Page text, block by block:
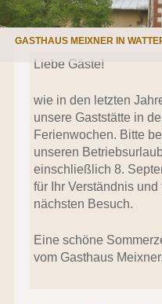
GASTHAUS MEIXNER IN
Liebe Gäste!
wie in den letzten
unsere Gaststätte in
Ferienwochen. Bitte
unseren
einschließlich 8.
für Ihr Verständnis
nächsten Besuch.
Eine schöne
vom Gasthaus Meixner.